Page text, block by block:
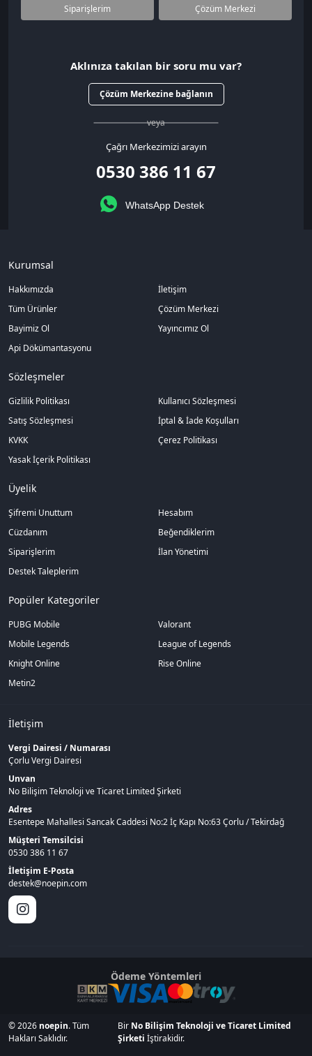
Siparişlerim Çözüm Merkezi
Aklınıza takılan bir soru mu var?
Çözüm Merkezine bağlanın
veya
Çağrı Merkezimizi arayın
0530 386 11 67
WhatsApp Destek
Kurumsal
Hakkımızda
İletişim
Tüm Ürünler
Çözüm Merkezi
Bayimiz Ol
Yayıncımız Ol
Api Dökümantasyonu
Sözleşmeler
Gizlilik Politikası
Kullanıcı Sözleşmesi
Satış Sözleşmesi
İptal & İade Koşulları
KVKK
Çerez Politikası
Yasak İçerik Politikası
Üyelik
Şifremi Unuttum
Hesabım
Cüzdanım
Beğendiklerim
Siparişlerim
İlan Yönetimi
Destek Taleplerim
Popüler Kategoriler
PUBG Mobile
Valorant
Mobile Legends
League of Legends
Knight Online
Rise Online
Metin2
İletişim
Vergi Dairesi / Numarası
Çorlu Vergi Dairesi
Unvan
No Bilişim Teknoloji ve Ticaret Limited Şirketi
Adres
Esentepe Mahallesi Sancak Caddesi No:2 İç Kapı No:63 Çorlu / Tekirdağ
Müşteri Temsilcisi
0530 386 11 67
İletişim E-Posta
destek@noepin.com
Ödeme Yöntemleri
© 2026 noepin. Tüm
Hakları Saklıdır.
Bir No Bilişim Teknoloji ve Ticaret Limited
Şirketi İştirakidir.